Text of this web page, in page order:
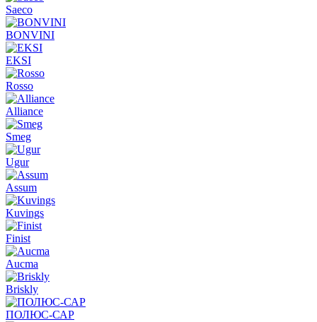
Saeco
BONVINI
EKSI
Rosso
Alliance
Smeg
Ugur
Assum
Kuvings
Finist
Aucma
Briskly
ПОЛЮС-САР